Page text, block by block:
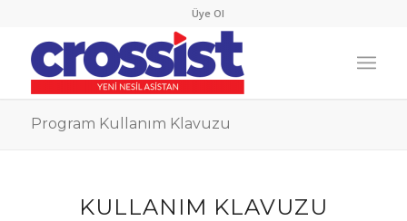
Üye Ol
Program Kullanım Klavuzu
KULLANIM KLAVUZU